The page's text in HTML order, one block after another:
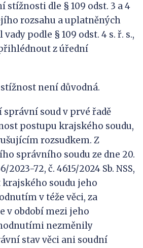
stížnosti dle § 109 odst. 3 a 4
rozsahu a uplatněných
podle § 109 odst. 4 s. ř. s.,
z úřední
není důvodná.
soud v prvé řadě
postupu krajského soudu,
rozsudkem. Z
správního soudu ze dne 20.
2023-72, č. 4615/2024 Sb. NSS,
soudu jeho
v téže věci, za
v období mezi jeho
nezměnily
stav věci ani soudní